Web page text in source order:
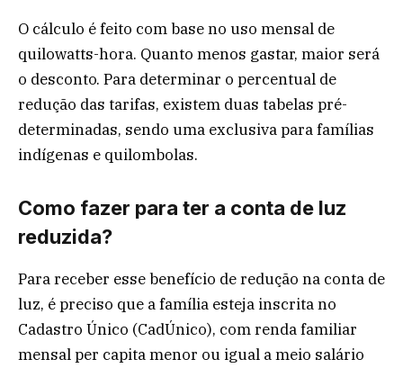
O cálculo é feito com base no uso mensal de
quilowatts-hora. Quanto menos gastar, maior será
o desconto. Para determinar o percentual de
redução das tarifas, existem duas tabelas pré-
determinadas, sendo uma exclusiva para famílias
indígenas e quilombolas.
Como fazer para ter a conta de luz
reduzida?
Para receber esse benefício de redução na conta de
luz, é preciso que a família esteja inscrita no
Cadastro Único (CadÚnico), com renda familiar
mensal per capita menor ou igual a meio salário